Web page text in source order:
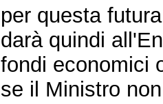
per questa
darà quindi
fondi economici
se il Ministro